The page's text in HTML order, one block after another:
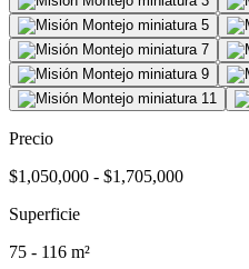
Precio
$1,050,000 - $1,705,000
Superficie
75 - 116 m²